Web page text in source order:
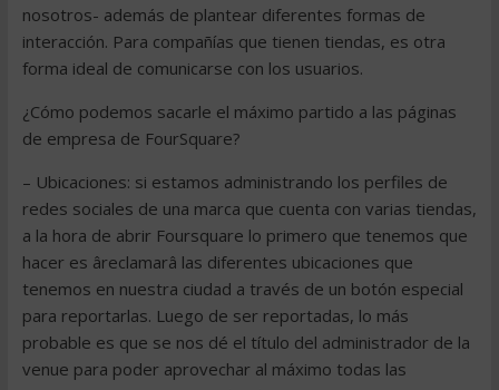
nosotros- además de plantear diferentes formas de
interacción. Para compañías que tienen tiendas, es otra
forma ideal de comunicarse con los usuarios.
¿Cómo podemos sacarle el máximo partido a las páginas
de empresa de FourSquare?
– Ubicaciones: si estamos administrando los perfiles de
redes sociales de una marca que cuenta con varias tiendas,
a la hora de abrir Foursquare lo primero que tenemos que
hacer es âreclamarâ las diferentes ubicaciones que
tenemos en nuestra ciudad a través de un botón especial
para reportarlas. Luego de ser reportadas, lo más
probable es que se nos dé el título del administrador de la
venue para poder aprovechar al máximo todas las